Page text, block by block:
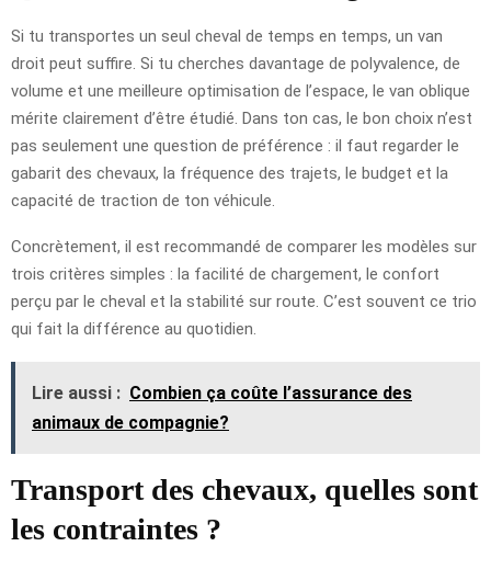
Si tu transportes un seul cheval de temps en temps, un van
droit peut suffire. Si tu cherches davantage de polyvalence, de
volume et une meilleure optimisation de l’espace, le van oblique
mérite clairement d’être étudié. Dans ton cas, le bon choix n’est
pas seulement une question de préférence : il faut regarder le
gabarit des chevaux, la fréquence des trajets, le budget et la
capacité de traction de ton véhicule.
Concrètement, il est recommandé de comparer les modèles sur
trois critères simples : la facilité de chargement, le confort
perçu par le cheval et la stabilité sur route. C’est souvent ce trio
qui fait la différence au quotidien.
Lire aussi : Combien ça coûte l’assurance des
animaux de compagnie?
Transport des chevaux, quelles sont
les contraintes ?